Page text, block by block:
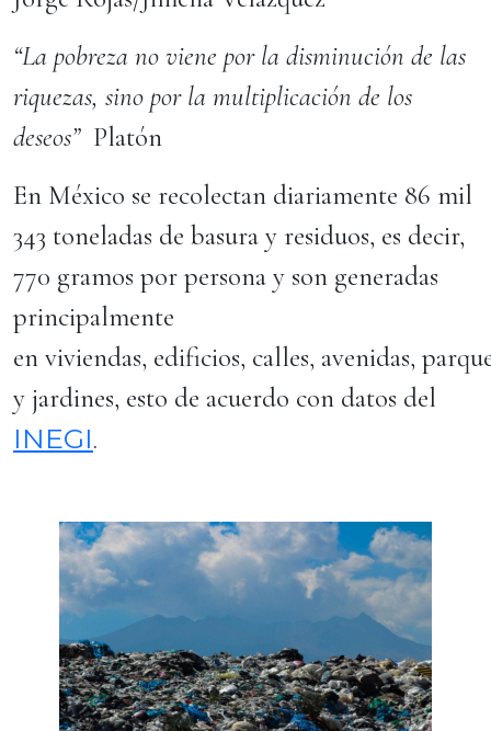
“La pobreza no viene por la disminución de las
riquezas, sino por la multiplicación de los
deseos” Platón
En México se recolectan diariamente 86 mil
343 toneladas de basura y residuos, es decir,
770 gramos por persona y son generadas
principalmente
en viviendas, edificios, calles, avenidas,
y jardines, esto de acuerdo con datos del
INEGI.